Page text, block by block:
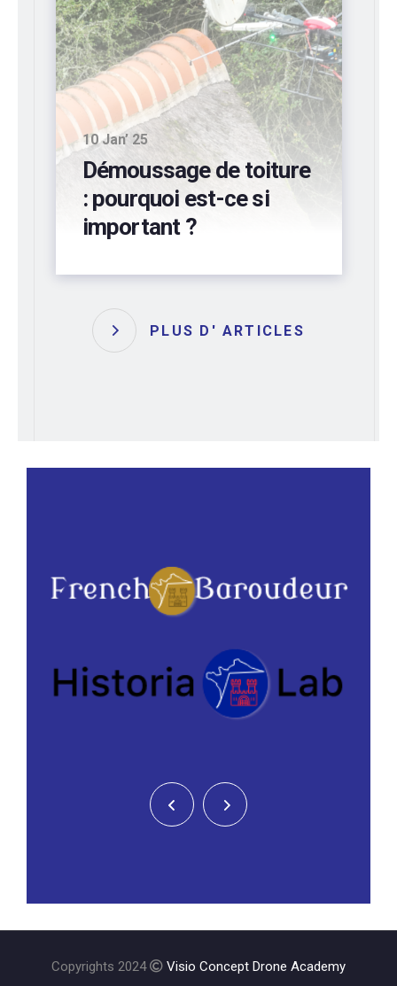
10 Sep’ 24
Entretien de bardages
industriels d’entrepôts:
préservez votre
bâtiment !
PLUS D' ARTICLES